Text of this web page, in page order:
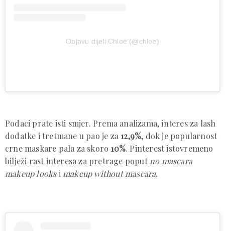
Objavu dijeli Chloé (@chloe)
Podaci prate isti smjer. Prema analizama, interes za lash
dodatke i tretmane u pao je za 12,9%, dok je popularnost
crne maskare pala za skoro 10%. Pinterest istovremeno
bilježi rast interesa za pretrage poput no mascara
makeup looksi makeup without mascara.